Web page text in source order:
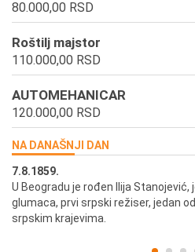
80.000,00 RSD
Roštilj majstor
110.000,00 RSD
AUTOMEHANICAR
120.000,00 RSD
NA DANAŠNJI DAN
7.8.1859.
U Beogradu je rođen Ilija
glumaca, prvi srpski režiser, jedan
srpskim krajevima.